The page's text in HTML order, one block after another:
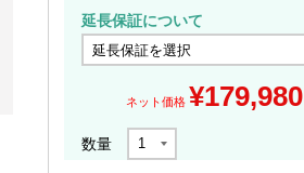
延長保証について
ネット価格 ¥179,980
数量